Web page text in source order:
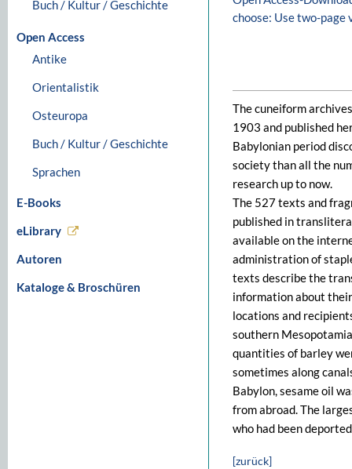
Buch / Kultur / Geschichte
Open Access
Antike
Orientalistik
Osteuropa
Buch / Kultur / Geschichte
Sprachen
E-Books
eLibrary
Autoren
Kataloge & Broschüren
choose: Use two-page
The cuneiform
1903 and published
Babylonian period
society than all the
research up to now.
The 527 texts and
published in
available on the
administration of
texts describe the
information about
locations and
southern
quantities of barley
sometimes along
Babylon, sesame oil
from abroad. The
who had been
[zurück]